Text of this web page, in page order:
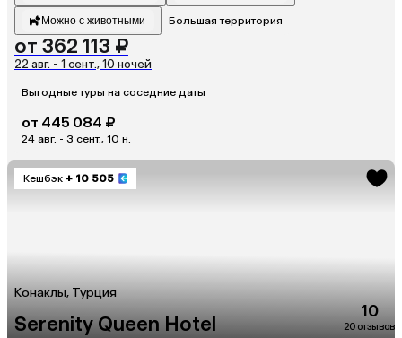
Можно с животными Большая территория
от 362 113 ₽
22 авг. - 1 сент., 10 ночей
Выгодные туры на соседние даты
от 445 084 ₽
24 авг. - 3 сент., 10 н.
Кешбэк + 10 505
Конаклы, Турция
Serenity Queen Hotel
10
20 отзывов